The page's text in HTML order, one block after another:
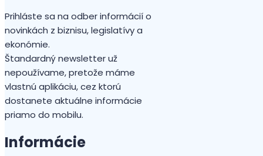
Prihláste sa na odber informácií o
novinkách z biznisu, legislatívy a
ekonómie.
Štandardný newsletter už
nepoužívame, pretože máme
vlastnú aplikáciu, cez ktorú
dostanete aktuálne informácie
priamo do mobilu.
Informácie